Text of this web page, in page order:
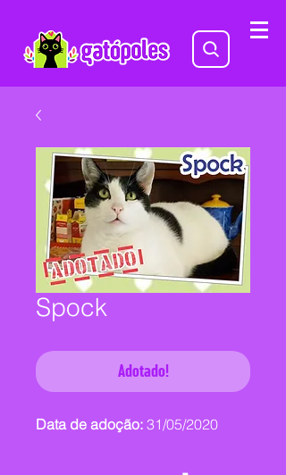
Spock
Adotado!
Data de adoção: 31/05/2020